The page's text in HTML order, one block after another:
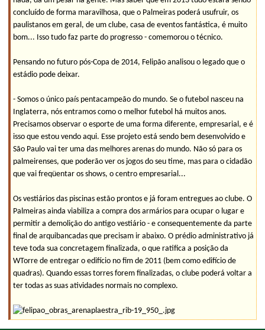
concluído de forma maravilhosa, que o Palmeiras poderá usufruir, os
paulistanos em geral, de um clube, casa de eventos fantástica, é muito
bom... Isso tudo faz parte do progresso - comemorou o técnico.
Pensando no futuro pós-Copa de 2014, Felipão analisou o legado que o
estádio pode deixar.
- Somos o único país pentacampeão do mundo. Se o futebol nasceu na
Inglaterra, nós entramos como o melhor futebol há muitos anos.
Precisamos observar o esporte de uma forma diferente, empresarial, e é
isso que estou vendo aqui. Esse projeto está sendo bem desenvolvido e
São Paulo vai ter uma das melhores arenas do mundo. Não só para os
palmeirenses, que poderão ver os jogos do seu time, mas para o cidadão
que vai freqüentar os shows, o centro empresarial...
Os vestiários das piscinas estão prontos e já foram entregues ao clube. O
Palmeiras ainda viabiliza a compra dos armários para ocupar o lugar e
permitir a demolição do antigo vestiário - e consequentemente da parte
final de arquibancadas que precisam ir abaixo. O prédio administrativo já
teve toda sua concretagem finalizada, o que ratifica a posição da
WTorre de entregar o edifício no fim de 2011 (bem como edifício de
quadras). Quando essas torres forem finalizadas, o clube poderá voltar a
ter todas as suas atividades normais no complexo.